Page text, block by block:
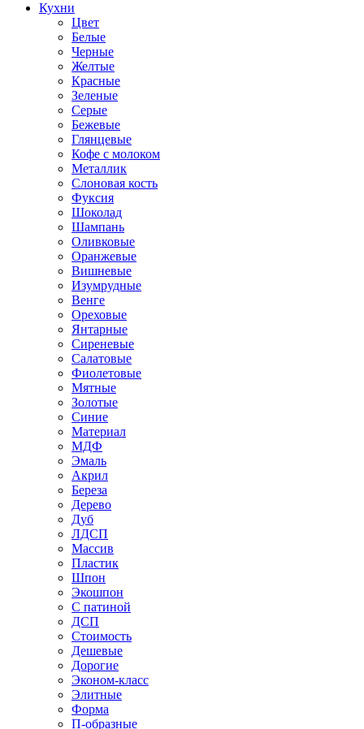
Кухни
Цвет
Белые
Черные
Желтые
Красные
Зеленые
Серые
Бежевые
Глянцевые
Кофе с молоком
Металлик
Слоновая кость
Фуксия
Шоколад
Шампань
Оливковые
Оранжевые
Вишневые
Изумрудные
Венге
Ореховые
Янтарные
Сиреневые
Салатовые
Фиолетовые
Мятные
Золотые
Синие
Материал
МДФ
Эмаль
Акрил
Береза
Дерево
Дуб
ЛДСП
Массив
Пластик
Шпон
Экошпон
С патиной
ДСП
Стоимость
Дешевые
Дорогие
Эконом-класс
Элитные
Форма
П-образные